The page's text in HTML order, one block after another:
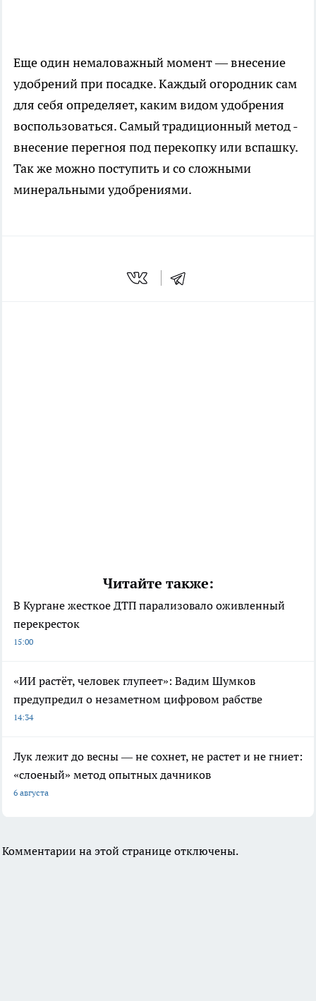
Еще один немаловажный момент — внесение
удобрений при посадке. Каждый огородник сам
для себя определяет, каким видом удобрения
воспользоваться. Самый традиционный метод -
внесение перегноя под перекопку или вспашку.
Так же можно поступить и со сложными
минеральными удобрениями.
Читайте также:
В Кургане жесткое ДТП парализовало оживленный
перекресток
15:00
«ИИ растёт, человек глупеет»: Вадим Шумков
предупредил о незаметном цифровом рабстве
14:34
Лук лежит до весны — не сохнет, не растет и не гниет:
«слоеный» метод опытных дачников
6 августа
Комментарии на этой странице отключены.